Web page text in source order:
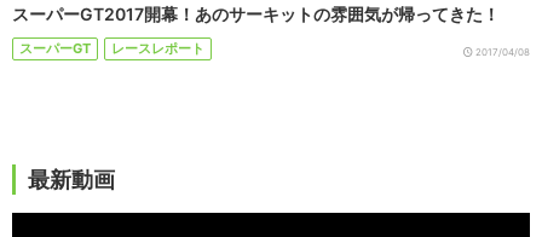
スーパーGT2017開幕！あのサーキットの雰囲気が帰ってきた！
スーパーGT レースレポート 2017/04/08
最新動画